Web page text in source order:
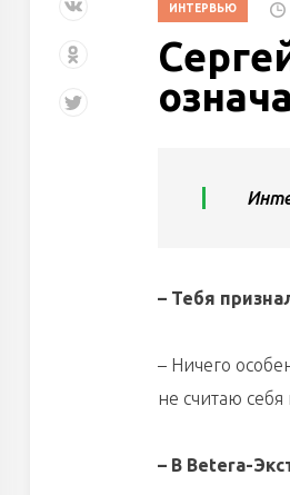
ИНТЕРВЬЮ
– Тебя
– Ничего
не считаю
– В Betera-